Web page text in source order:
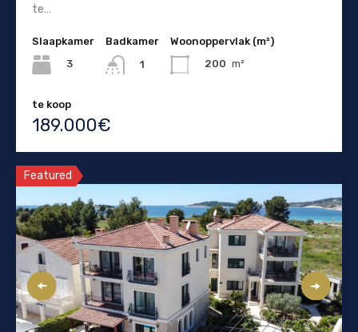
te…
Slaapkamer
3
Badkamer
1
Woonoppervlak (m²)
200 m²
te koop
189.000€
Featured